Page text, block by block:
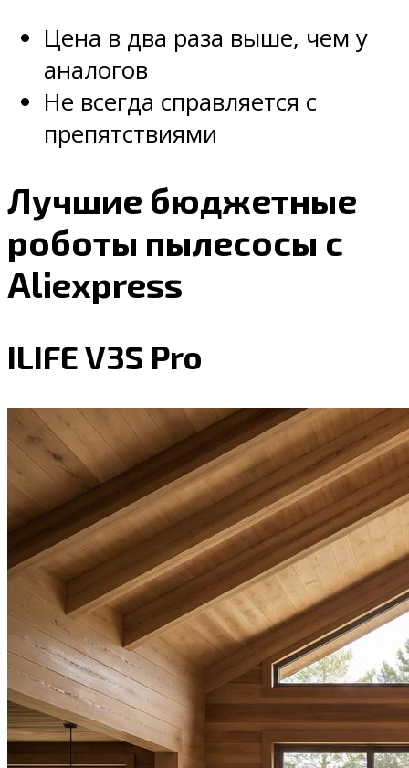
Цена в два раза выше, чем у
аналогов
Не всегда справляется с
препятствиями
Лучшие бюджетные
роботы пылесосы с
Aliexpress
ILIFE V3S Pro